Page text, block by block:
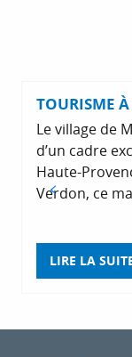
TOURISME
Le village de
d’un cadre
Haute-
Verdon, ce
LIRE LA